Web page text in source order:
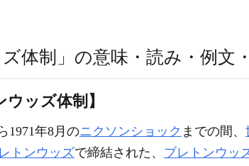
体制」の意味・読み・例文
ッズ体制】
1971年8月のニクソンショック までの間、
トンウッズで締結された、 ブレトンウッ